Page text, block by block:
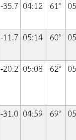
-35.7 04:12 61°
-11.7 05:14 60°
-20.2 05:08 62°
-31.0 04:59 69°